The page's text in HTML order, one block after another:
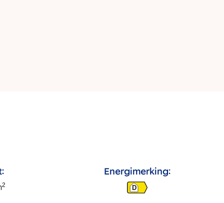
2
Energimerking:
D